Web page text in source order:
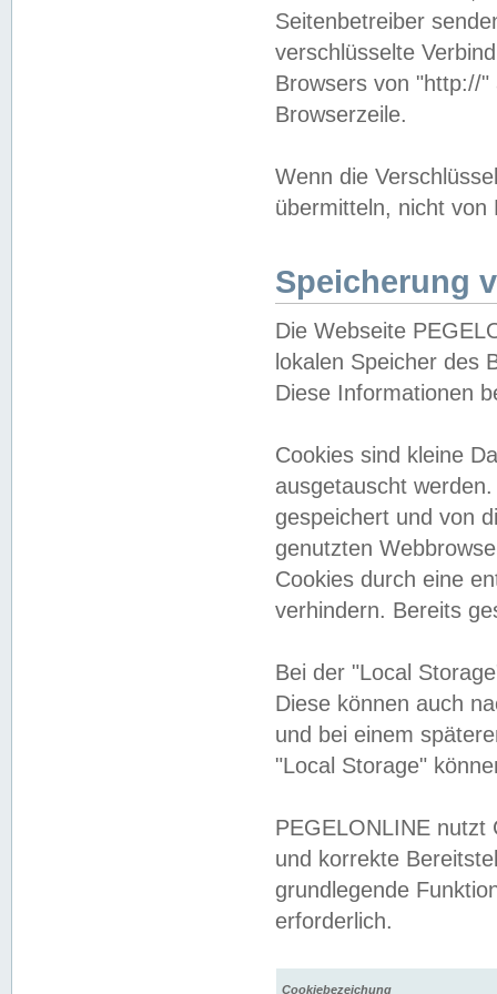
Seitenbetreiber
verschlüsselte
Browsers von "http://
Browserzeile.
Wenn die
übermitteln, nicht von
Speicherung
Die Webseite
lokalen Speicher des
Diese Informationen
Cookies sind kleine
ausgetauscht
gespeichert und von
genutzten
Cookies durch eine
verhindern. Bereits
Bei der "Local
Diese können auch
und bei einem
"Local Storage"
PEGELONLINE nutzt
und korrekte
grundlegende
erforderlich.
Cookiebezeichung